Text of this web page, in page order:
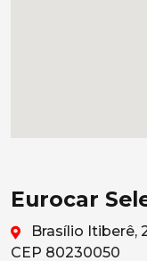
Eurocar
Brasílio Itiberê,
CEP 80230050